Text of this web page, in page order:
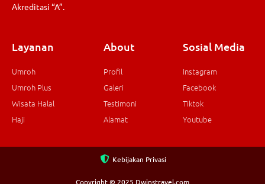
Akreditasi “A”.
Layanan
Umroh
Umroh Plus
Wisata Halal
Haji
About
Profil
Galeri
Testimoni
Alamat
Sosial Media
Instagram
Facebook
Tiktok
Youtube
Kebijakan Privasi
Copyright © 2025 Dwinstravel.com